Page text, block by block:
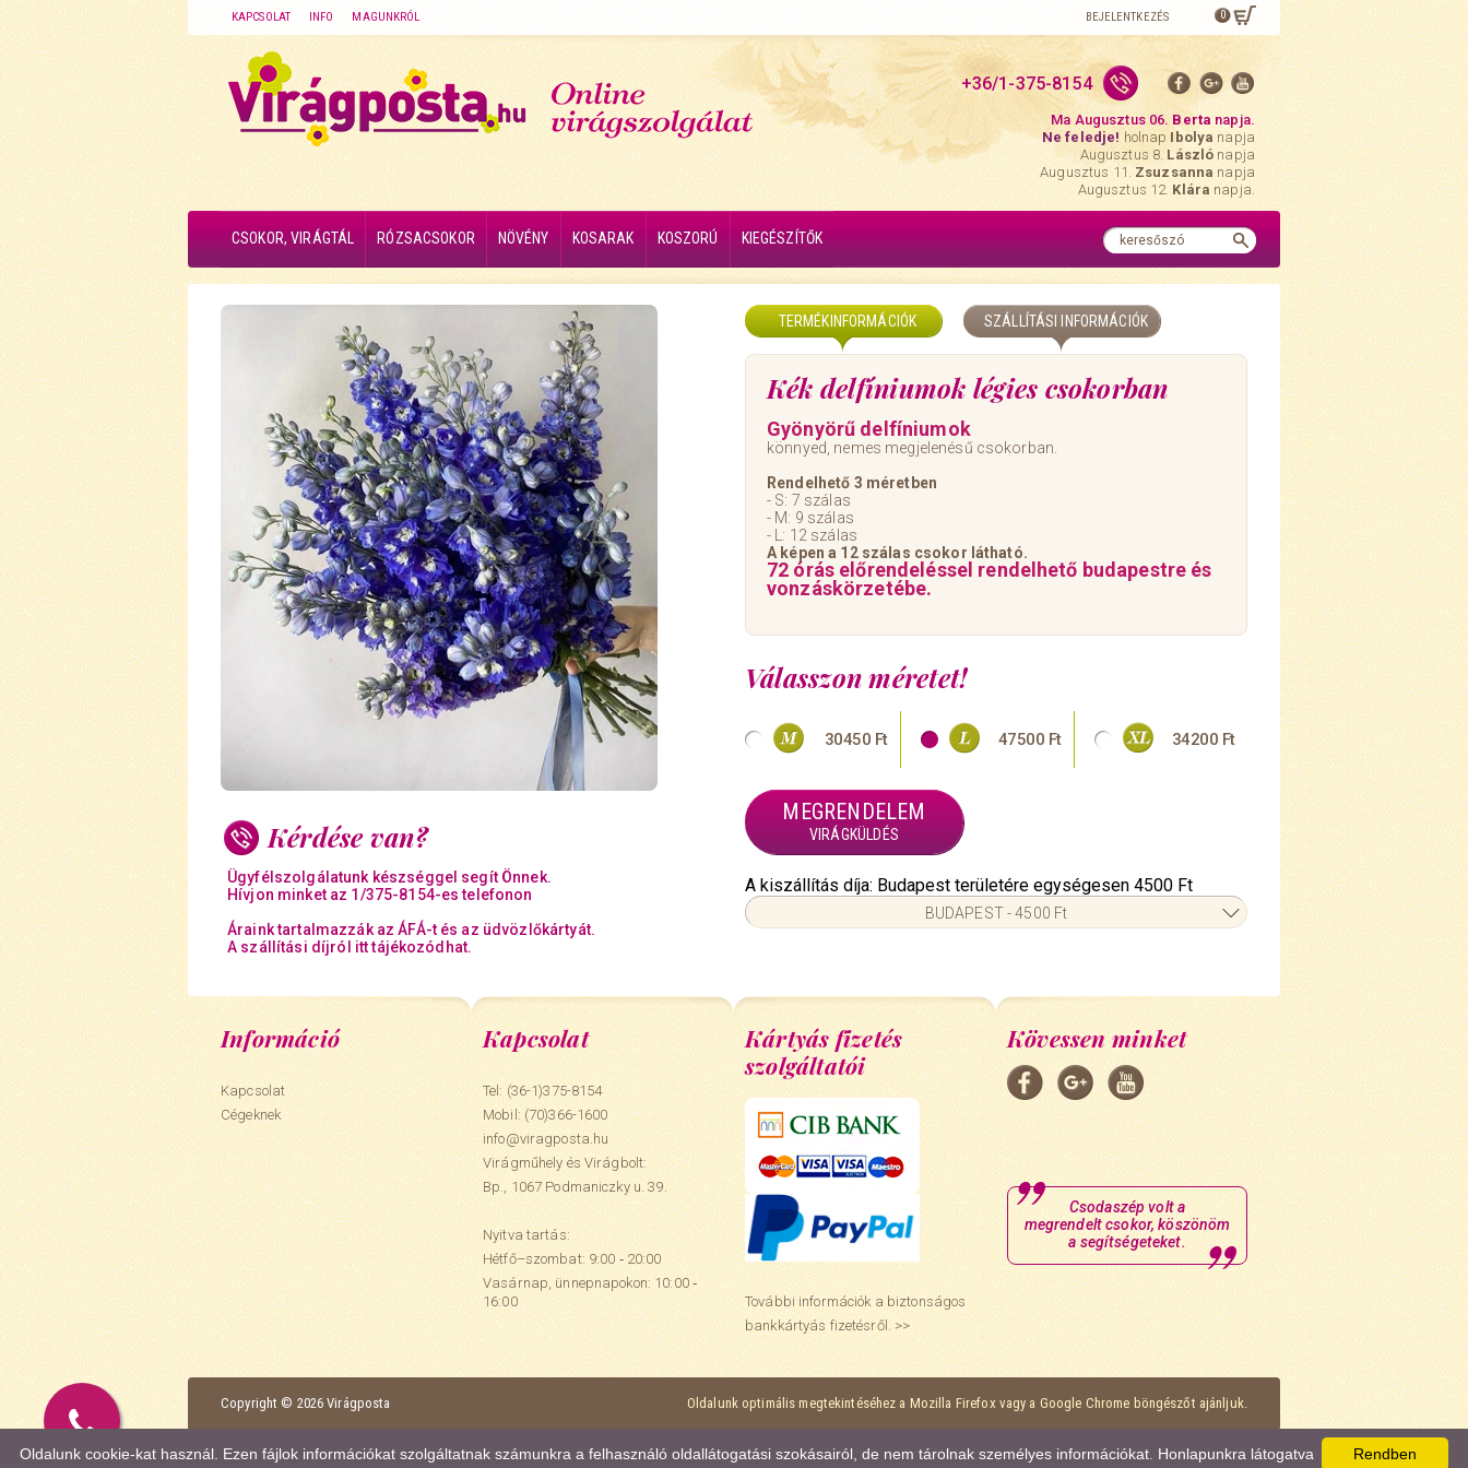
KAPCSOLAT INFO MAGUNKRÓL BEJELENTKEZÉS 0
+36/1-375-8154
Ma Augusztus 06.Berta napja.
Ne feledje! holnapIbolyanapja
Augusztus 8.Lászlónapja
Augusztus 11.Zsuzsannanapja
Augusztus 12.Klára napja.
CSOKOR, VIRÁGTÁL RÓZSACSOKOR NÖVÉNY KOSARAK KOSZORÚ KIEGÉSZÍTŐK
Kérdése van?
Ügyfélszolgálatunk készséggel segít Önnek.
Hívjon minket az 1/375-8154-es telefonon
Áraink tartalmazzák az ÁFÁ-t és az üdvözlőkártyát.
A szállítási díjról itt tájékozódhat.
TERMÉKINFORMÁCIÓK SZÁLLÍTÁSI INFORMÁCIÓK
Kék delfíniumok légies csokorban
Gyönyörű delfíniumok
könnyed, nemes megjelenésű csokorban.
Rendelhető 3 méretben
- S: 7 szálas
- M: 9 szálas
- L: 12 szálas
A képen a 12 szálas csokor látható.
72 órás előrendeléssel rendelhető budapestre és
vonzáskörzetébe.
Válasszon méretet!
30450 Ft 47500 Ft 34200 Ft
MEGRENDELEM
VIRÁGKÜLDÉS
A kiszállítás díja: Budapest területére egységesen 4500 Ft
BUDAPEST - 4500 Ft
Információ
Kapcsolat
Cégeknek
Kapcsolat
Tel: (36-1)375-8154
Mobil:(70)366-1600
info@viragposta.hu
Virágműhely és Virágbolt:
Bp., 1067 Podmaniczky u. 39.
Nyitva tartás:
Hétfő–szombat: 9:00 ‑ 20:00
Vasárnap, ünnepnapokon: 10:00 ‑
16:00
Kártyás fizetés
szolgáltatói
További információk a biztonságos
bankkártyás fizetésről. >>
Kövessen minket
Csodaszép volt a
megrendelt csokor, köszönöm
a segítségeteket.
Copyright © 2026 Virágposta Oldalunk optimális megtekintéséhez a Mozilla Firefox vagy a Google Chrome böngészőt ajánljuk.
Rendben
Oldalunk cookie-kat használ. Ezen fájlok információkat szolgáltatnak számunkra a felhasználó oldallátogatási szokásairól, de nem tárolnak személyes információkat. Honlapunkra látogatva